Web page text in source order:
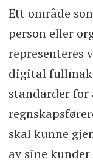
Ett område
person eller
representeres
digital
standarder
skal kunne
av sine